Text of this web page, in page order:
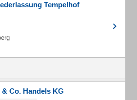
Tempelhof
Co. Handels KG